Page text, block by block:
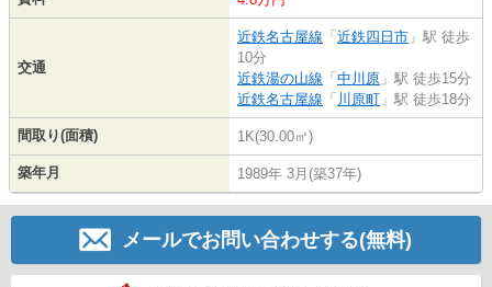
交通
近鉄名古屋線 「 近鉄四日市 」駅 徒歩
10分
近鉄湯の山線 「 中川原 」駅 徒歩15分
近鉄名古屋線 「 川原町 」駅 徒歩18分
間取り(面積) 1K(30.00㎡)
築年月 1989年 3月(築37年)
メールでお問い合わせする(無料)